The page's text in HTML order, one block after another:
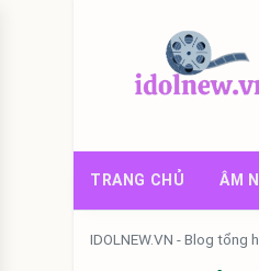
TRANG CHỦ ÂM
IDOLNEW.VN - Blog